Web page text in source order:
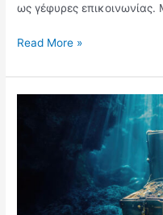
ως γέφυρες
Read More »
ΜΟΥΣΕΙΩΝ